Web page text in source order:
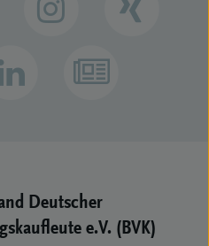
Deutscher
e.V. (BVK)